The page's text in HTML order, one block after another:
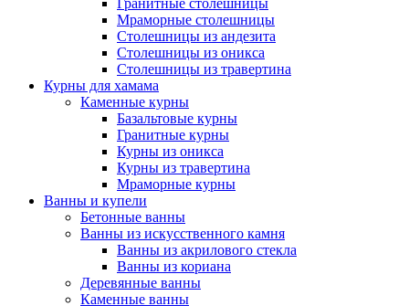
Гранитные столешницы
Мраморные столешницы
Столешницы из андезита
Столешницы из оникса
Столешницы из травертина
Курны для хамама
Каменные курны
Базальтовые курны
Гранитные курны
Курны из оникса
Курны из травертина
Мраморные курны
Ванны и купели
Бетонные ванны
Ванны из искусственного камня
Ванны из акрилового стекла
Ванны из кориана
Деревянные ванны
Каменные ванны